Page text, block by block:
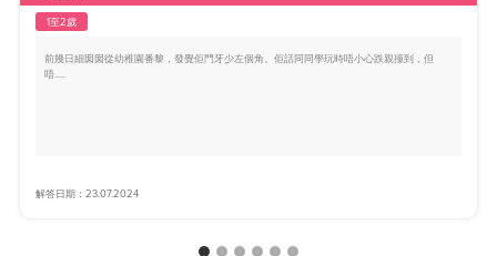
1至2歲
前幾日細囡囡從幼稚園番黎，發覺佢門牙少左個角。佢話同同學玩時唔小心跌親撞到，但
唔.....
解答日期：23.07.2024